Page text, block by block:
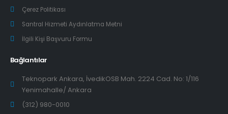
Çerez Politikası
Santral Hizmeti Aydınlatma Metni
İlgili Kişi Başvuru Formu
Bağlantılar
Teknopark Ankara, İvedikOSB Mah. 2224 Cad. No: 1/116
Yenimahalle/ Ankara
(312) 980-0010